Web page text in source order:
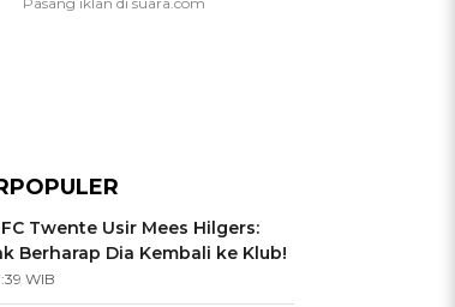
Twente Usir Mees Hilgers:
Berharap Dia Kembali ke Klub!
WIB